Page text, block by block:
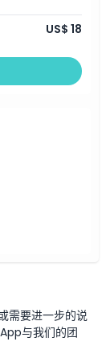
US$ 18
需要进一步的说
与我们的团